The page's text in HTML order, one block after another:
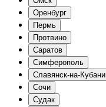
Оренбург
Пермь
Протвино
Саратов
Симферополь
Славянск-на-Кубани
Сочи
Судак